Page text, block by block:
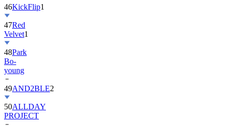
46KickFlip1
47Red
Velvet1
48Park
Bo-
young
49AND2BLE2
50ALLDAY
PROJECT